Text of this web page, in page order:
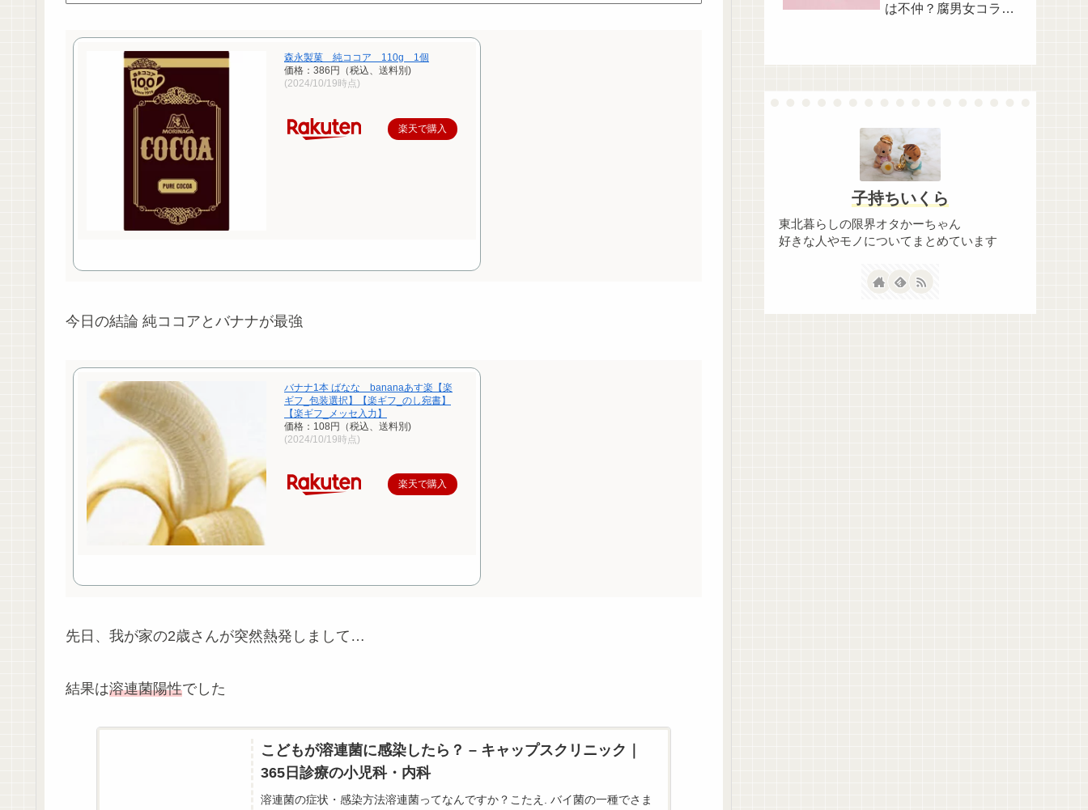
森永製菓 純ココア 110g 1個
価格：386円（税込、送料別)
(2024/10/19時点)
楽天で購入
今日の結論 純ココアとバナナが最強
バナナ1本 ばなな bananaあす楽【楽
ギフ_包装選択】【楽ギフ_のし宛書】
【楽ギフ_メッセ入力】
価格：108円（税込、送料別)
(2024/10/19時点)
楽天で購入
先日、我が家の2歳さんが突然熱発しまして…
結果は溶連菌陽性でした
こどもが溶連菌に感染したら？ – キャップスクリニック｜
365日診療の小児科・内科
溶連菌の症状・感染方法溶連菌ってなんですか？こたえ. バイ菌の一種でさま
は不仲？腐男女コラ
子持ちいくら
東北暮らしの限界オタかーちゃん
好きな人やモノについてまとめています